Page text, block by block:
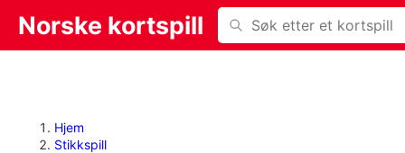
Norske kortspill Søk
Hjem
Stikkspill